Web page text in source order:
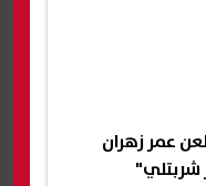
عمر زهران